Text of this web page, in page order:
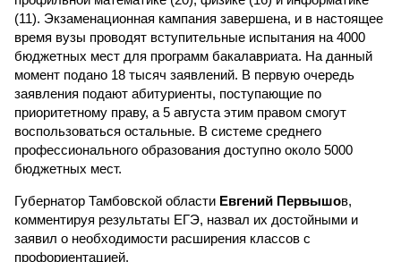
(11). Экзаменационная кампания завершена, и в настоящее
время вузы проводят вступительные испытания на 4000
бюджетных мест для программ бакалавриата. На данный
момент подано 18 тысяч заявлений. В первую очередь
заявления подают абитуриенты, поступающие по
приоритетному праву, а 5 августа этим правом смогут
воспользоваться остальные. В системе среднего
профессионального образования доступно около 5000
бюджетных мест.
Губернатор Тамбовской области Евгений Первышов,
комментируя результаты ЕГЭ, назвал их достойными и
заявил о необходимости расширения классов с
профориентацией.